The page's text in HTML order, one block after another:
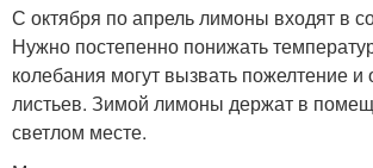
С октября по апрель лимоны входят в
Нужно постепенно понижать
колебания могут вызвать пожелтение и
листьев. Зимой лимоны держат в
светлом месте.